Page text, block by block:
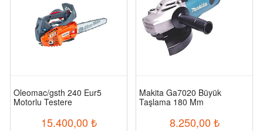
Oleomac/gsth 240 Eur5
Motorlu Testere
15.400,00 ₺
Makita Ga7020 Büyük
Taşlama 180 Mm
8.250,00 ₺